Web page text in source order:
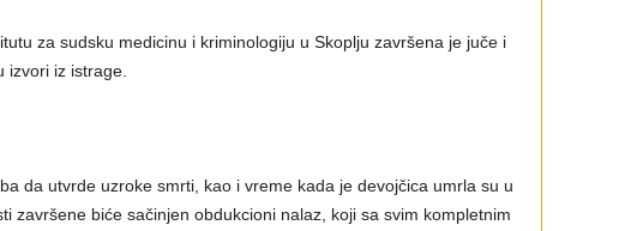
za sudsku medicinu i kriminologiju u Skoplju završena je juče i
izvori iz istrage.
da utvrde uzroke smrti, kao i vreme kada je devojčica umrla su u
završene biće sačinjen obdukcioni nalaz, koji sa svim kompletnim